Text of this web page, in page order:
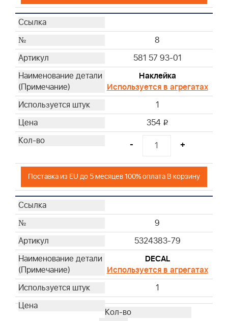
8
581 57 93-01
Наклейка
Используется в агрегатах
1
354 i
- +
Поставка из EU до 5 месяцев 100% оплата В корзину
9
5324383-79
DECAL
Используется в агрегатах
1